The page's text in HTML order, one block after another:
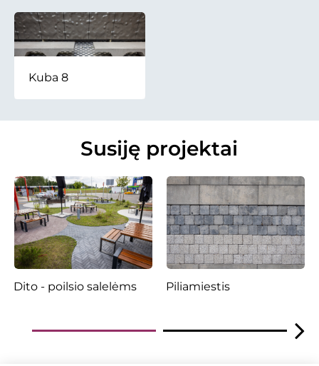
Kuba 8
Susiję projektai
Dito - poilsio salelėms Piliamiestis